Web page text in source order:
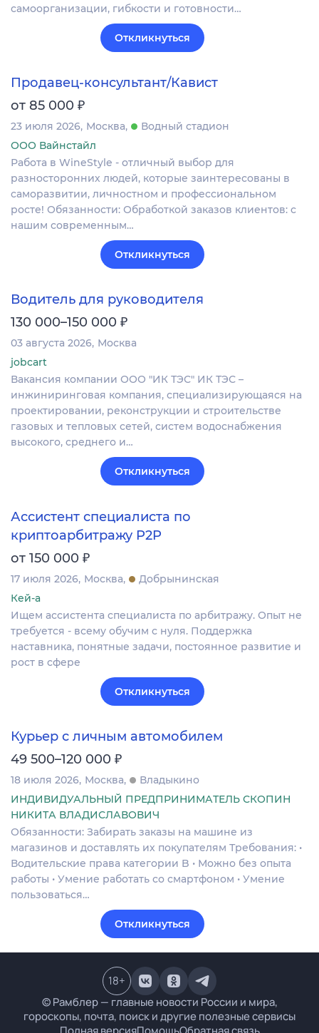
самоорганизации, гибкости и готовности…
Откликнуться
Продавец-консультант/Кавист
от 85 000 ₽
23 июля 2026 Москва
Водный стадион
ООО Вайнстайл
Работа в WineStyle - отличный выбор для
разносторонних людей, которые заинтересованы в
саморазвитии, личностном и профессиональном
росте! Обязанности: Обработкой заказов клиентов: с
нашим современным…
Откликнуться
Водитель для руководителя
130 000–150 000 ₽
03 августа 2026 Москва
jobcart
Вакансия компании ООО "ИК ТЭС" ИК ТЭС –
инжиниринговая компания, специализирующаяся на
проектировании, реконструкции и строительстве
газовых и тепловых сетей, систем водоснабжения
высокого, среднего и…
Откликнуться
Ассистент специалиста по
криптоарбитражу P2P
от 150 000 ₽
17 июля 2026 Москва
Добрынинская
Кей-а
Ищем ассистента специалиста по арбитражу. Опыт не
требуется - всему обучим с нуля. Поддержка
наставника, понятные задачи, постоянное развитие и
рост в сфере
Откликнуться
Курьер с личным автомобилем
49 500–120 000 ₽
18 июля 2026 Москва
Владыкино
ИНДИВИДУАЛЬНЫЙ ПРЕДПРИНИМАТЕЛЬ СКОПИН
НИКИТА ВЛАДИСЛАВОВИЧ
Обязанности: Забирать заказы на машине из
магазинов и доставлять их покупателям Требования: •
Водительские права категории B • Можно без опыта
работы • Умение работать со смартфоном • Умение
пользоваться…
Откликнуться
© Рамблер — главные новости России и мира,
гороскопы, почта, поиск и другие полезные сервисы
18+